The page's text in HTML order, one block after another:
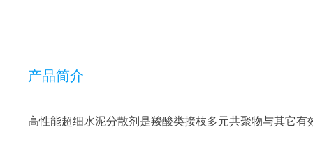
产品简介
高性能超细水泥分散剂是羧酸类接枝多元共聚物与其它